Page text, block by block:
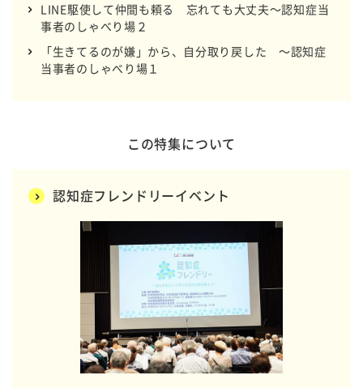
LINE駆使して仲間も頼る 忘れても大丈夫～認知症当
事者のしゃべり場２
「生きてるのが嫌」から、自分取り戻した ～認知症
当事者のしゃべり場１
この特集について
認知症フレンドリーイベント